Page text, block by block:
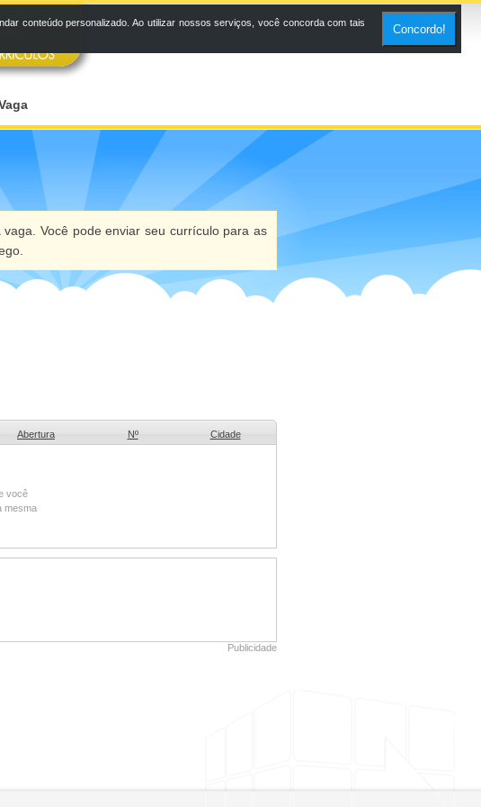
Você pode enviar seu currículo para as
Abertura Nº Cidade
você
mesma
Publicidade
conteúdo personalizado. Ao utilizar nossos serviços, você concorda com tais
Concordo!